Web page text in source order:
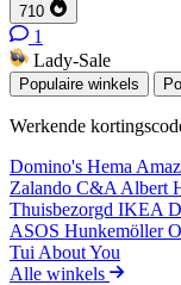
710
1
Lady-Sale
Populaire winkels
Werkende
Domino's Hema
Zalando C&A Albert
Thuisbezorgd IKEA
ASOS Hunkemöller
Tui About You
Alle winkels